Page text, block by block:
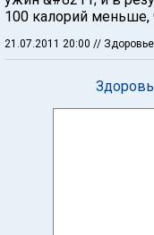
100 калорий меньше,
21.07.2011 20:00 // Здоровье